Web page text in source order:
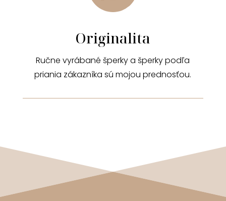
Originalita
Ručne vyrábané šperky a šperky podľa
priania zákazníka sú mojou prednosťou.